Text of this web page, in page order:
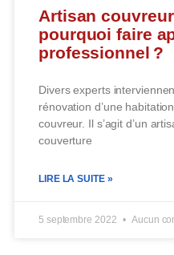
Artisan
pourquoi faire
professionnel ?
Divers experts
rénovation d’une
couvreur. Il s’agit d’un
couverture
LIRE LA SUITE »
5 septembre 2022 Aucun